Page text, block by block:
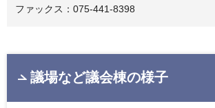
ファックス：075-441-8398
議場など議会棟の様子